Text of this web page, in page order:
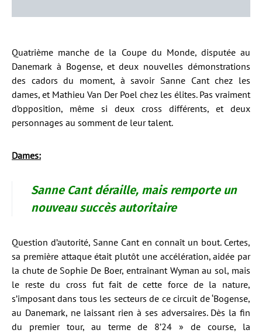
Quatrième manche de la Coupe du Monde, disputée au
Danemark à Bogense, et deux nouvelles démonstrations
des cadors du moment, à savoir Sanne Cant chez les
dames, et Mathieu Van Der Poel chez les élites. Pas vraiment
d’opposition, même si deux cross différents, et deux
personnages au somment de leur talent.
Dames:
Sanne Cant déraille, mais remporte un
nouveau succès autoritaire
Question d’autorité, Sanne Cant en connaît un bout. Certes,
sa première attaque était plutôt une accélération, aidée par
la chute de Sophie De Boer, entraînant Wyman au sol, mais
le reste du cross fut fait de cette force de la nature,
s’imposant dans tous les secteurs de ce circuit de ‘Bogense,
au Danemark, ne laissant rien à ses adversaires. Dès la fin
du premier tour, au terme de 8’24 » de course, la